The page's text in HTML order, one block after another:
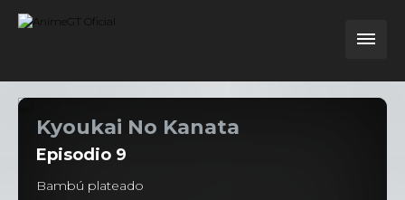
Kyoukai No Kanata
Episodio 9
Bambú plateado